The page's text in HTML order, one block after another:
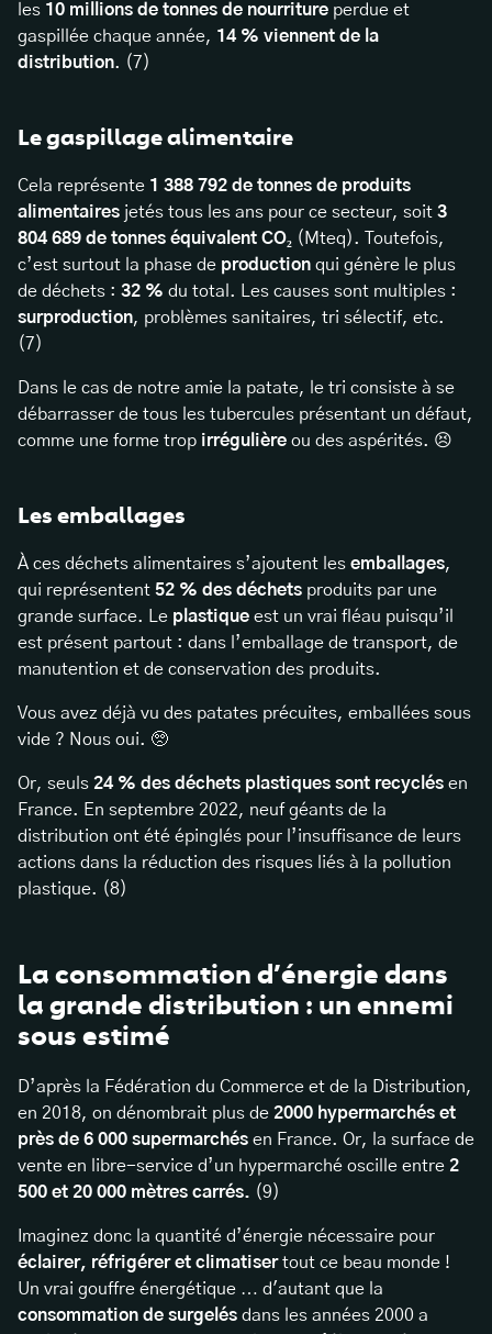
les 10 millions de tonnes de nourriture perdue et
gaspillée chaque année, 14 % viennent de la
distribution. (7)
Le gaspillage alimentaire
Cela représente 1 388 792 de tonnes de produits
alimentaires jetés tous les ans pour ce secteur, soit 3
804 689 de tonnes équivalent CO₂ (Mteq). Toutefois,
c’est surtout la phase de production qui génère le plus
de déchets : 32 % du total. Les causes sont multiples :
surproduction, problèmes sanitaires, tri sélectif, etc.
(7)
Dans le cas de notre amie la patate, le tri consiste à se
débarrasser de tous les tubercules présentant un défaut,
comme une forme trop irrégulière ou des aspérités. 😣
Les emballages
À ces déchets alimentaires s’ajoutent les emballages,
qui représentent 52 % des déchets produits par une
grande surface. Le plastique est un vrai fléau puisqu’il
est présent partout : dans l’emballage de transport, de
manutention et de conservation des produits.
Vous avez déjà vu des patates précuites, emballées sous
vide ? Nous oui. 🥺
Or, seuls 24 % des déchets plastiques sont recyclés en
France. En septembre 2022, neuf géants de la
distribution ont été épinglés pour l’insuffisance de leurs
actions dans la réduction des risques liés à la pollution
plastique. (8)
La consommation d’énergie dans
la grande distribution : un ennemi
sous estimé
D’après la Fédération du Commerce et de la Distribution,
en 2018, on dénombrait plus de 2000 hypermarchés et
près de 6 000 supermarchés en France. Or, la surface de
vente en libre-service d’un hypermarché oscille entre 2
500 et 20 000 mètres carrés. (9)
Imaginez donc la quantité d’énergie nécessaire pour
éclairer, réfrigérer et climatisertout ce beau monde !
Un vrai gouffre énergétique … d'autant que la
consommation de surgelés dans les années 2000 a